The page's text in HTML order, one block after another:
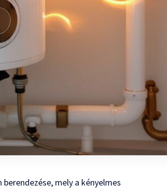
mely a kényelmes